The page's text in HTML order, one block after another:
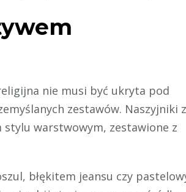
nie musi być ukryta pod
zestawów. Naszyjniki z
warstwowym, zestawione z
błękitem jeansu czy